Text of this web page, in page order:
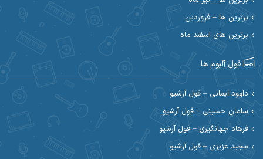
احسان رمضانی احسان علیانی
احسان کریمی احسان کمری
احسان مرادیان احمد اسلامی
احمد بیرانوند
احمد صحراییان
احمد نازدار احمد نوریان
برترین ها – فروردین
برترین های اسفند ماه
فول آلبوم ها
داوود ایمانی – فول آرشیو
سامان حسینی – فول آرشیو
فرهاد جهانگیری – فول آرشیو
مجید عزیزی – فول آرشیو